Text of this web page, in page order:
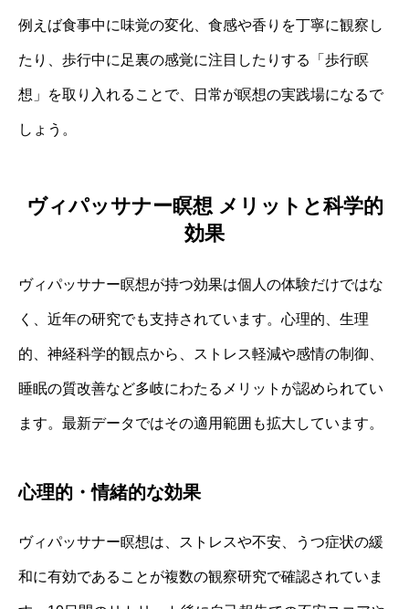
例えば食事中に味覚の変化、食感や香りを丁寧に観察し
たり、歩行中に足裏の感覚に注目したりする「歩行瞑
想」を取り入れることで、日常が瞑想の実践場になるで
しょう。
ヴィパッサナー瞑想 メリットと科学的
効果
ヴィパッサナー瞑想が持つ効果は個人の体験だけではな
く、近年の研究でも支持されています。心理的、生理
的、神経科学的観点から、ストレス軽減や感情の制御、
睡眠の質改善など多岐にわたるメリットが認められてい
ます。最新データではその適用範囲も拡大しています。
心理的・情緒的な効果
ヴィパッサナー瞑想は、ストレスや不安、うつ症状の緩
和に有効であることが複数の観察研究で確認されていま